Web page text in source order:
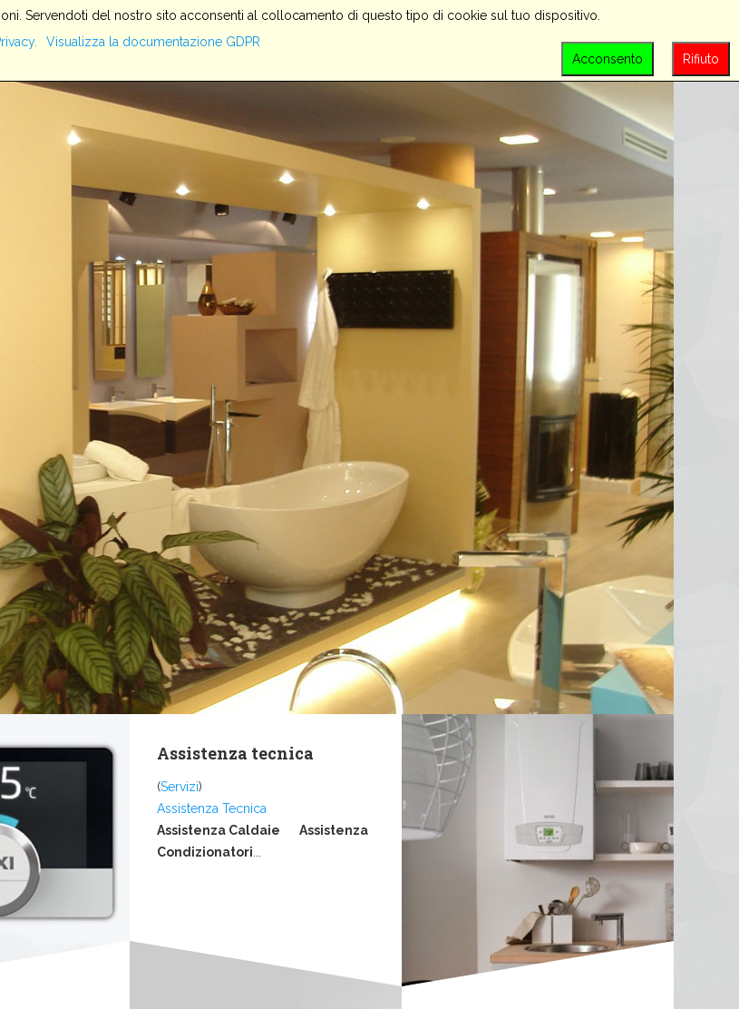
HOME SERVIZI AZIENDA PRODOTTI
SEARCH
Assistenza tecnica
(Servizi)
Assistenza Tecnica
Assistenza Caldaie
Assistenza
Condizionatori...
Servendoti del nostro sito acconsenti al collocamento di questo tipo di cookie sul tuo dispositivo.
Visualizza la documentazione GDPR
Rifiuto
Acconsento